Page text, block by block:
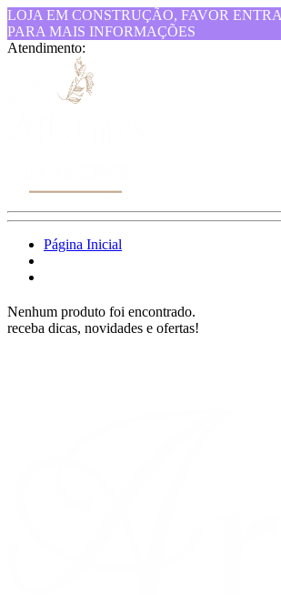
LOJA EM CONSTRUÇÃO, FAVOR
PARA MAIS INFORMAÇÕES
Atendimento:
Página Inicial
Nenhum produto foi encontrado.
receba dicas, novidades e ofertas!